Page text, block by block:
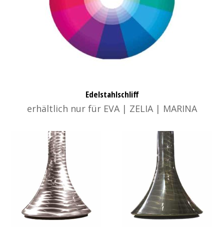
Edelstahlschliff
erhältlich nur für EVA | ZELIA | MARINA